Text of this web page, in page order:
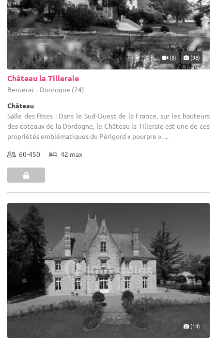
(8) (98)
Château la Tilleraie
Bergerac - Dordogne (24)
Château
Salle des fêtes : Dans le Sud-Ouest de la France, sur les hauteurs
des coteaux de la Dordogne, le Château la Tilleraie est une de ces
propriétés emblématiques du Périgord « pourpre ». ...
60-450 42 max
(14)